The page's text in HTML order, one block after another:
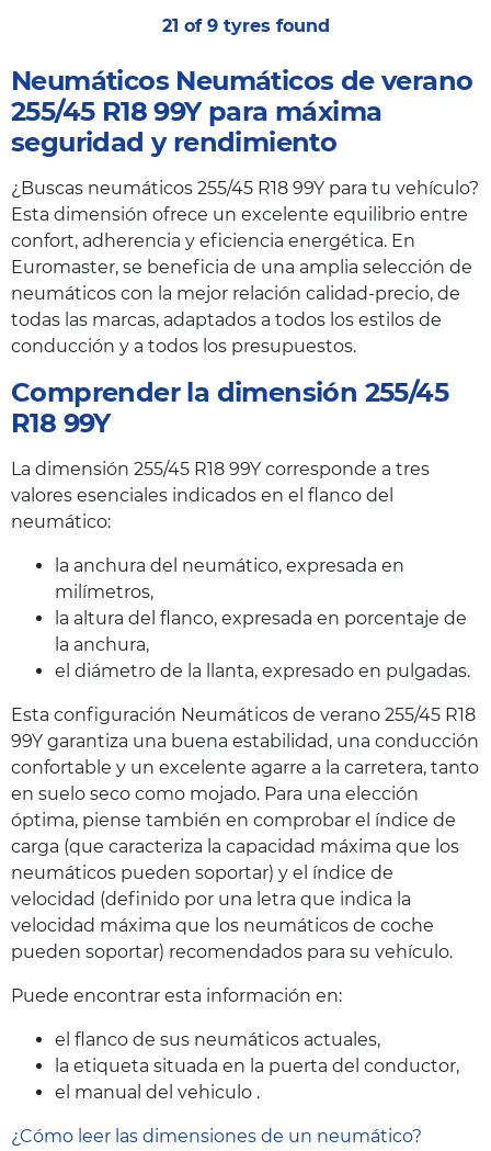
21 of 9 tyres found
Neumáticos Neumáticos de verano
255/45 R18 99Y para máxima
seguridad y rendimiento
¿Buscas neumáticos 255/45 R18 99Y para tu vehículo?
Esta dimensión ofrece un excelente equilibrio entre
confort, adherencia y eficiencia energética. En
Euromaster, se beneficia de una amplia selección de
neumáticos con la mejor relación calidad-precio, de
todas las marcas, adaptados a todos los estilos de
conducción y a todos los presupuestos.
Comprender la dimensión 255/45
R18 99Y
La dimensión 255/45 R18 99Y corresponde a tres
valores esenciales indicados en el flanco del
neumático:
la anchura del neumático, expresada en
milímetros,
la altura del flanco, expresada en porcentaje de
la anchura,
el diámetro de la llanta, expresado en pulgadas.
Esta configuración Neumáticos de verano 255/45 R18
99Y garantiza una buena estabilidad, una conducción
confortable y un excelente agarre a la carretera, tanto
en suelo seco como mojado. Para una elección
óptima, piense también en comprobar el índice de
carga (que caracteriza la capacidad máxima que los
neumáticos pueden soportar) y el índice de
velocidad (definido por una letra que indica la
velocidad máxima que los neumáticos de coche
pueden soportar) recomendados para su vehículo.
Puede encontrar esta información en:
el flanco de sus neumáticos actuales,
la etiqueta situada en la puerta del conductor,
el manual del vehiculo .
¿Cómo leer las dimensiones de un neumático?